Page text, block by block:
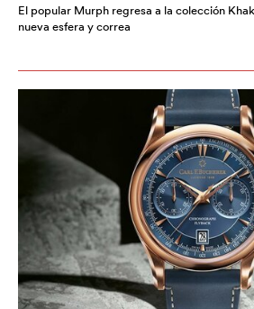
El popular Murph regresa a la colección
nueva esfera y correa